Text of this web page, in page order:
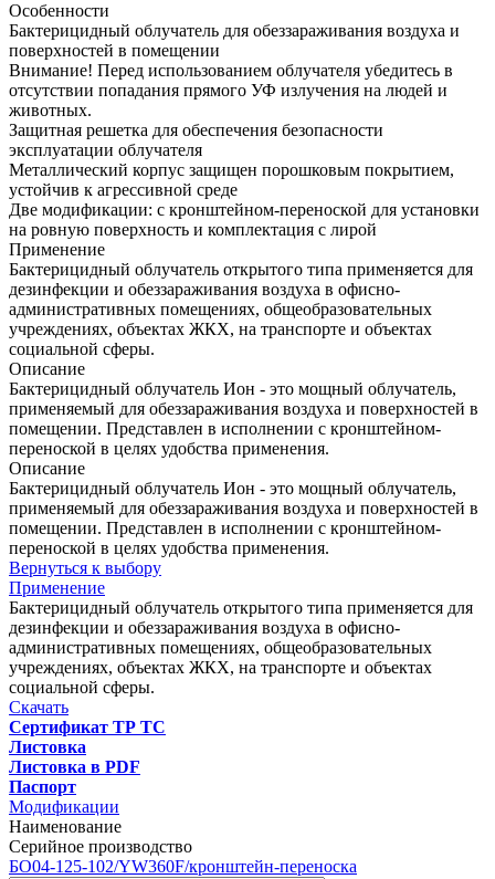
Особенности
Бактерицидный облучатель для обеззараживания воздуха и
поверхностей в помещении
Внимание! Перед использованием облучателя убедитесь в
отсутствии попадания прямого УФ излучения на людей и
животных.
Защитная решетка для обеспечения безопасности
эксплуатации облучателя
Металлический корпус защищен порошковым покрытием,
устойчив к агрессивной среде
Две модификации: с кронштейном-переноской для установки
на ровную поверхность и комплектация с лирой
Применение
Бактерицидный облучатель открытого типа применяется для
дезинфекции и обеззараживания воздуха в офисно-
административных помещениях, общеобразовательных
учреждениях, объектах ЖКХ, на транспорте и объектах
социальной сферы.
Описание
Бактерицидный облучатель Ион - это мощный облучатель,
применяемый для обеззараживания воздуха и поверхностей в
помещении. Представлен в исполнении с кронштейном-
переноской в целях удобства применения.
Описание
Бактерицидный облучатель Ион - это мощный облучатель,
применяемый для обеззараживания воздуха и поверхностей в
помещении. Представлен в исполнении с кронштейном-
переноской в целях удобства применения.
Вернуться к выбору
Применение
Бактерицидный облучатель открытого типа применяется для
дезинфекции и обеззараживания воздуха в офисно-
административных помещениях, общеобразовательных
учреждениях, объектах ЖКХ, на транспорте и объектах
социальной сферы.
Скачать
Сертификат ТР ТС
Листовка
Листовка в PDF
Паспорт
Модификации
Наименование
Серийное производство
БО04-125-102/YW360F/кронштейн-переноска